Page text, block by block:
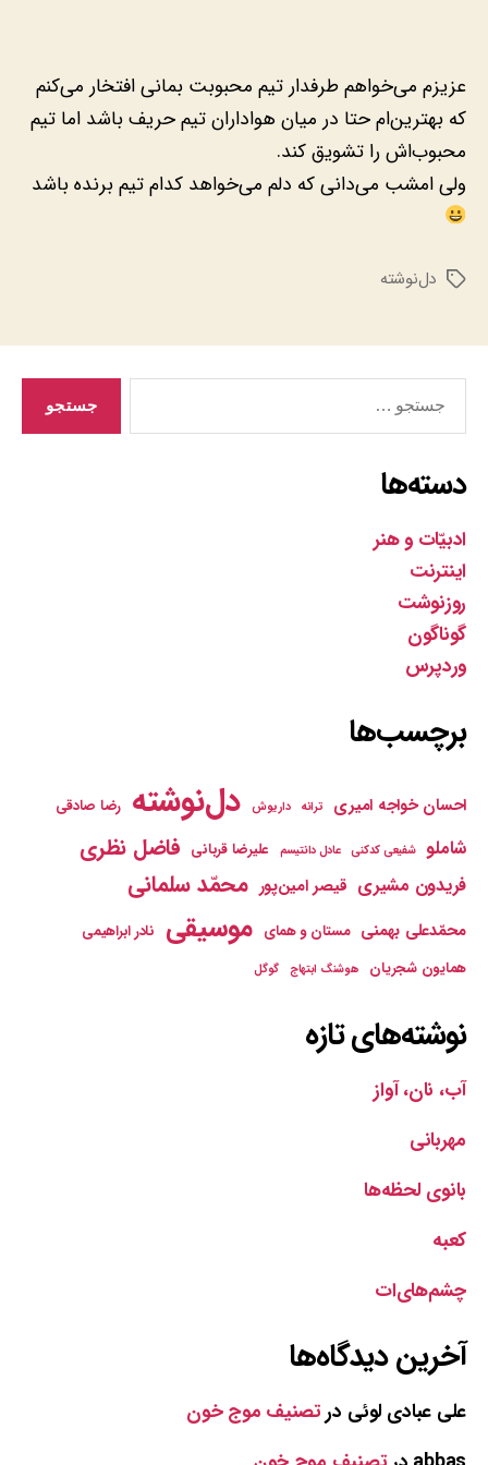
عزیزم می‌خواهم طرفدار تیم محبوبت بمانی افتخار می‌کنم
که بهترین‌ام حتا در میان هواداران تیم حریف باشد اما تیم
محبوب‌اش را تشویق کند.
ولی امشب می‌دانی که دلم می‌خواهد کدام تیم برنده باشد
برچسب‌ها
دل‌نوشته
دسته‌ها
ادبیّات و هنر
اینترنت
روزنوشت
گوناگون
وردپرس
برچسب‌ها
احسان خواجه امیری ترانه داریوش دل‌نوشته رضا صادقی
شاملو شفیعی کدکنی عادل دانتیسم علیرضا قربانی فاضل نظری
فریدون مشیری قیصر امین‌پور محمّد سلمانی
محمّدعلی بهمنی مستان و همای موسیقی نادر ابراهیمی
همایون شجریان
هوشنگ ابتهاج گوگل
نوشته‌های تازه
آب، نان، آواز
مهربانی
بانوی لحظه‌ها
کعبه
چشم‌های‌ات
آخرین دیدگاه‌ها
علی عبادی لوئی درتصنیف موج خون